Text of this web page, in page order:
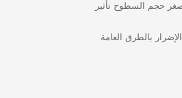
حجم السطوح تأثير
بالطرق العامة